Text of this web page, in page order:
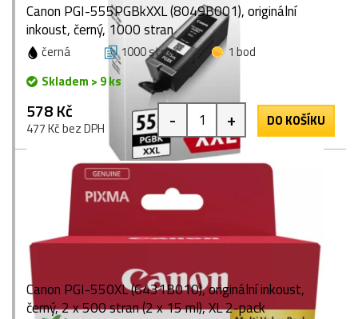
Canon PGI-555PGBkXXL (8049B001), originální
inkoust, černý, 1000 stran
černá 1000 stran
1 bod
Skladem > 9 ks
578 Kč
477 Kč bez DPH - + DO KOŠÍKU
Canon PGI-550XL (6431B010), originální inkoust,
černý, 2 x 500 stran (2 x 15 ml), XL 2-pack